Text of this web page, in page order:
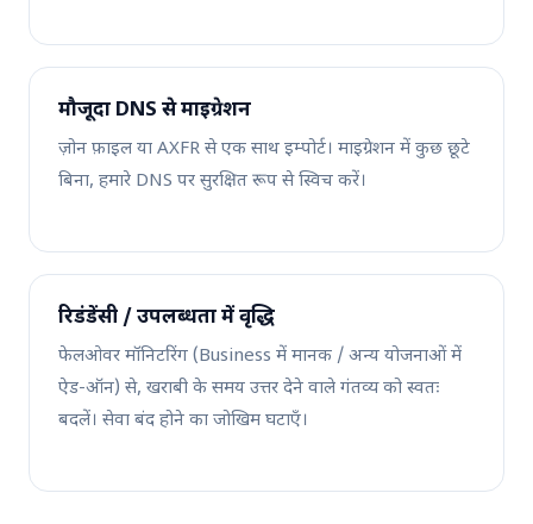
मौजूदा DNS से माइग्रेशन
ज़ोन फ़ाइल या AXFR से एक साथ इम्पोर्ट। माइग्रेशन में कुछ छूटे
बिना, हमारे DNS पर सुरक्षित रूप से स्विच करें।
रिडंडेंसी / उपलब्धता में वृद्धि
फेलओवर मॉनिटरिंग (Business में मानक / अन्य योजनाओं में
ऐड-ऑन) से, खराबी के समय उत्तर देने वाले गंतव्य को स्वतः
बदलें। सेवा बंद होने का जोखिम घटाएँ।